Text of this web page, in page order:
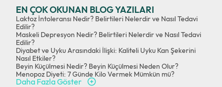
EN ÇOK OKUNAN BLOG YAZILARI
Laktoz İntoleransı Nedir? Belirtileri Nelerdir ve Nasıl Tedavi
Edilir?
Maskeli Depresyon Nedir? Belirtileri Nelerdir ve Nasıl Tedavi
Edilir?
Diyabet ve Uyku Arasındaki İlişki: Kaliteli Uyku Kan Şekerini
Nasıl Etkiler?
Beyin Küçülmesi Nedir? Beyin Küçülmesi Neden Olur?
Menopoz Diyeti: 7 Günde Kilo Vermek Mümkün mü?
Daha Fazla Göster